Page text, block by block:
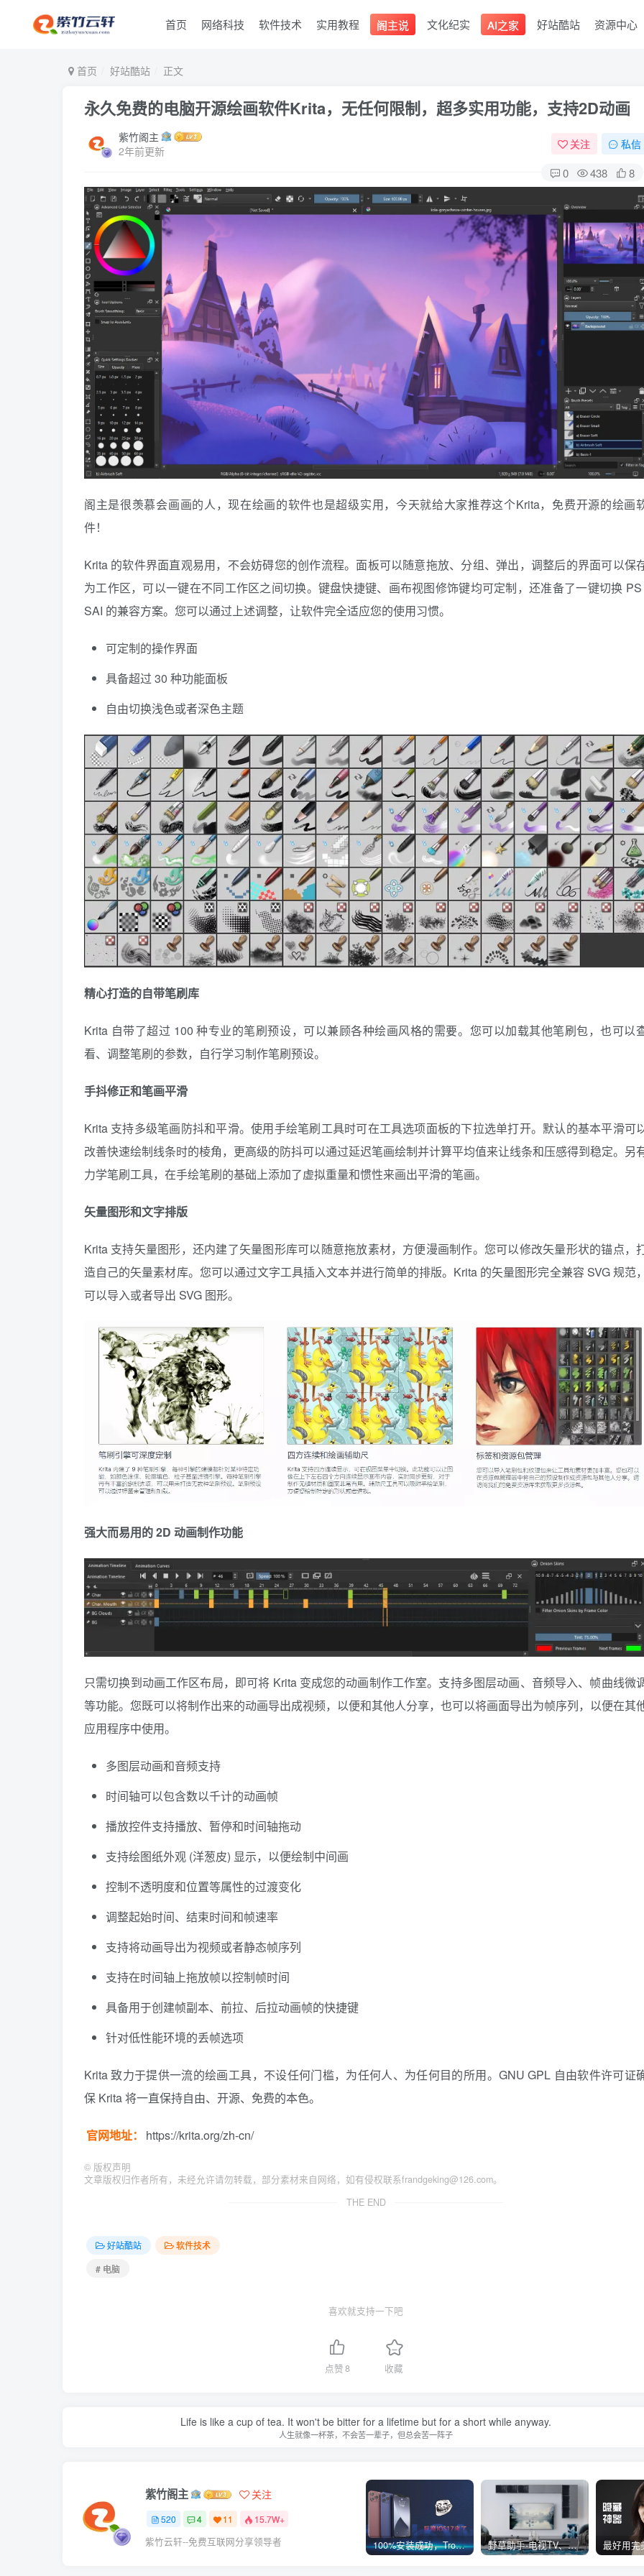
首页 网络科技 软件技术 实用教程 阁主说 文化纪实 AI之家 好站酷站 资源中心
首页 好站酷站 正文
永久免费的电脑开源绘画软件Krita，无任何限制，超多实用功能，支持2D动画
紫竹阁主
2年前更新
关注 私信
0 438 8
阁主是很羡慕会画画的人，现在绘画的软件也是超级实用，今天就给大家推荐这个Krita，免费开源的绘画
件！
Krita 的软件界面直观易用，不会妨碍您的创作流程。面板可以随意拖放、分组、弹出，调整后的界面可以保
为工作区，可以一键在不同工作区之间切换。键盘快捷键、画布视图修饰键均可定制，还准备了一键切换 PS
SAI 的兼容方案。您可以通过上述调整，让软件完全适应您的使用习惯。
可定制的操作界面
具备超过 30 种功能面板
自由切换浅色或者深色主题
精心打造的自带笔刷库
Krita 自带了超过 100 种专业的笔刷预设，可以兼顾各种绘画风格的需要。您可以加载其他笔刷包，也可以
看、调整笔刷的参数，自行学习制作笔刷预设。
手抖修正和笔画平滑
Krita 支持多级笔画防抖和平滑。使用手绘笔刷工具时可在工具选项面板的下拉选单打开。默认的基本平滑可
改善快速绘制线条时的棱角，更高级的防抖可以通过延迟笔画绘制并计算平均值来让线条和压感得到稳定。另
力学笔刷工具，在手绘笔刷的基础上添加了虚拟重量和惯性来画出平滑的笔画。
矢量图形和文字排版
Krita 支持矢量图形，还内建了矢量图形库可以随意拖放素材，方便漫画制作。您可以修改矢量形状的锚点，
造自己的矢量素材库。您可以通过文字工具插入文本并进行简单的排版。Krita 的矢量图形完全兼容 SVG 规范
可以导入或者导出 SVG 图形。
强大而易用的 2D 动画制作功能
只需切换到动画工作区布局，即可将 Krita 变成您的动画制作工作室。支持多图层动画、音频导入、帧曲线微
等功能。您既可以将制作出来的动画导出成视频，以便和其他人分享，也可以将画面导出为帧序列，以便在其
应用程序中使用。
多图层动画和音频支持
时间轴可以包含数以千计的动画帧
播放控件支持播放、暂停和时间轴拖动
支持绘图纸外观 (洋葱皮) 显示，以便绘制中间画
控制不透明度和位置等属性的过渡变化
调整起始时间、结束时间和帧速率
支持将动画导出为视频或者静态帧序列
支持在时间轴上拖放帧以控制帧时间
具备用于创建帧副本、前拉、后拉动画帧的快捷键
针对低性能环境的丢帧选项
Krita 致力于提供一流的绘画工具，不设任何门槛，为任何人、为任何目的所用。GNU GPL 自由软件许可证
保 Krita 将一直保持自由、开源、免费的本色。
官网地址： https://krita.org/zh-cn/
© 版权声明
文章版权归作者所有，未经允许请勿转载，部分素材来自网络，如有侵权联系frandgeking@126.com。
THE END
好站酷站
软件技术
# 电脑
喜欢就支持一下吧
点赞8 收藏
Life is like a cup of tea. It won't be bitter for a lifetime but for a short while anyway.
人生就像一杯茶，不会苦一辈子，但总会苦一阵子
紫竹阁主 关注
520 4 11 15.7W+
紫竹云轩--免费互联网分享领导者 100%安装成功，TrollStore巨魔商店ios17来了，这些系统马上起飞了 野草助手-电视TV、安卓必装的一款软件，超级好用